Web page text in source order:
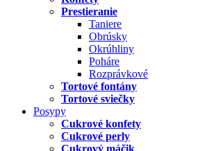
Prestieranie
Taniere
Obrúsky
Okrúhliny
Poháre
Rozprávkové
Tortové fontány
Tortové sviečky
Posypy
Cukrové konfety
Cukrové perly
Cukrový máčik